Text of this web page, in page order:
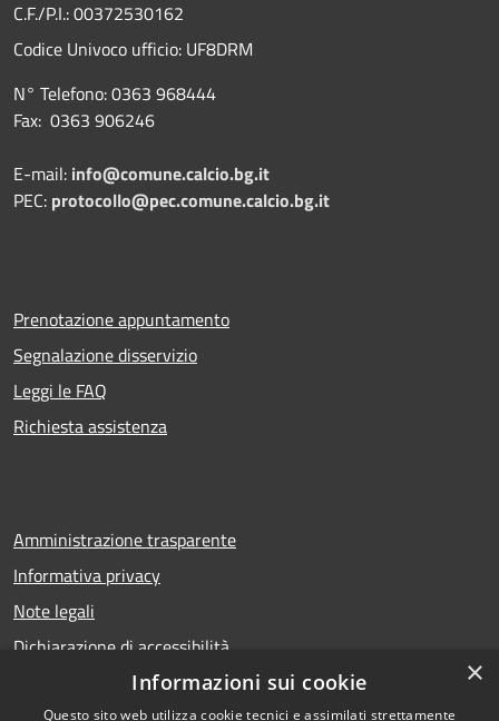
C.F./P.I.: 00372530162
Codice Univoco ufficio: UF8DRM
N° Telefono: 0363 968444
Fax: 0363 906246
E-mail: info@comune.calcio.bg.it
PEC: protocollo@pec.comune.calcio.bg.it
Prenotazione appuntamento
Segnalazione disservizio
Leggi le FAQ
Richiesta assistenza
Amministrazione trasparente
Informativa privacy
Note legali
Dichiarazione di accessibilità
×
Informazioni sui cookie
Questo sito web utilizza cookie tecnici e assimilati strettamente